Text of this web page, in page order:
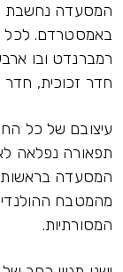
המסעדה נחשבת
באמסטרדם. לכל
רמברנדט ובו
חדר זכוכית, חדר
עיצובם של כל
תפאורה נפלאה
המסעדה
מהמטבח ההולנדי
המסורתיות.